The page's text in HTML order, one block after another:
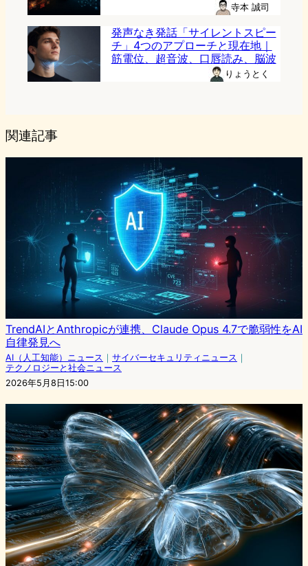
寺本 誠司
発声なき発話「サイレントスピー
チ」4つのアプローチと現在地｜
筋電位、超音波、口唇読み、脳波
りょうとく
関連記事
TrendAIとAnthropicが連携、Claude Opus 4.7で脆弱性をAI
自律発見へ
AI（人工知能）ニュース ｜ サイバーセキュリティニュース ｜
テクノロジーと社会ニュース
2026年5月8日15:00